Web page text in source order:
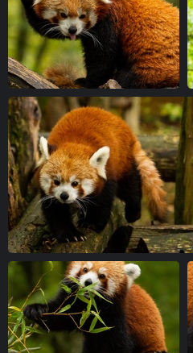
IMG 7079-1
vue 5579 fois
IMG 7111-1
vue 5124 fois